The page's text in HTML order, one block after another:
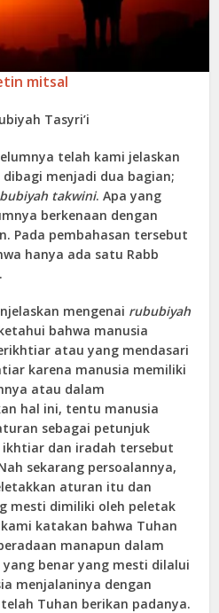
mitsal
Tasyri’i
telah kami jelaskan
menjadi dua bagian;
takwini. Apa yang
berkenaan dengan
Pada pembahasan tersebut
hanya ada satu Rabb
mengenai rububiyah
bahwa manusia
atau yang mendasari
karena manusia memiliki
atau dalam
hal ini, tentu manusia
sebagai petunjuk
dan iradah tersebut
sekarang persoalannya,
aturan itu dan
mesti dimiliki oleh peletak
katakan bahwa Tuhan
manapun dalam
benar yang mesti dilalui
menjalaninya dengan
Tuhan berikan padanya.